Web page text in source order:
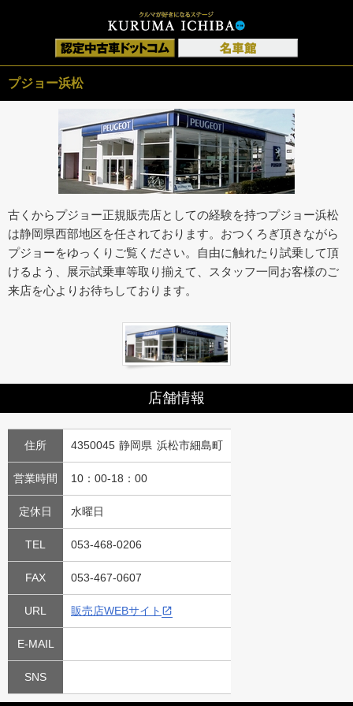
プジョー浜松
古くからプジョー正規販売店としての経験を持つプジョー浜松
は静岡県西部地区を任されております。おつくろぎ頂きながら
プジョーをゆっくりご覧ください。自由に触れたり試乗して頂
けるよう、展示試乗車等取り揃えて、スタッフ一同お客様のご
来店を心よりお待ちしております。
店舗情報
住所 4350045 静岡県 浜松市細島町
営業時間 10：00-18：00
定休日 水曜日
TEL 053-468-0206
FAX 053-467-0607
URL 販売店WEBサイト
E-MAIL
SNS